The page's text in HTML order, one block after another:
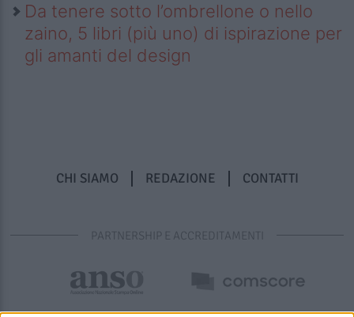
Da tenere sotto l’ombrellone o nello
zaino, 5 libri (più uno) di ispirazione per
gli amanti del design
CHI SIAMO REDAZIONE CONTATTI
PARTNERSHIP E ACCREDITAMENTI